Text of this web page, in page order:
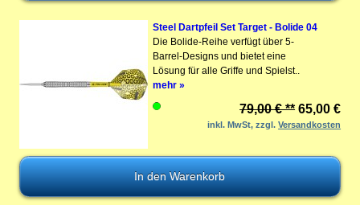
Steel Dartpfeil Set Target - Bolide 04
Die Bolide-Reihe verfügt über 5-
Barrel-Designs und bietet eine
Lösung für alle Griffe und Spielst..
mehr »
79,00 € ** 65,00 €
inkl. MwSt, zzgl.Versandkosten